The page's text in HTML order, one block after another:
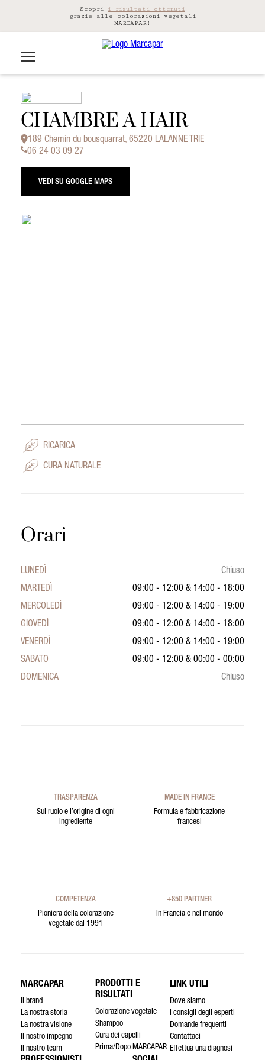
Scopri i risultati ottenuti
grazie alle colorazioni vegetali
MARCAPAR!
CHAMBRE A HAIR
189 Chemin du bousquarrat, 65220 LALANNE TRIE
06 24 03 09 27
VEDI SU GOOGLE MAPS
RICARICA
CURA NATURALE
Orari
LUNEDÌ
Chiuso
MARTEDÌ
09:00 - 12:00 & 14:00 - 18:00
MERCOLEDÌ
09:00 - 12:00 & 14:00 - 19:00
GIOVEDÌ
09:00 - 12:00 & 14:00 - 18:00
VENERDÌ
09:00 - 12:00 & 14:00 - 19:00
SABATO
09:00 - 12:00 & 00:00 - 00:00
DOMENICA
Chiuso
TRASPARENZA
Sul ruolo e l’origine di ogni
ingrediente
MADE IN FRANCE
Formula e fabbricazione
francesi
COMPETENZA
Pioniera della colorazione
vegetale dal 1991
+850 PARTNER
In Francia e nel mondo
MARCAPAR
Il brand
La nostra storia
La nostra visione
Il nostro impegno
Il nostro team
PRODOTTI E
RISULTATI
Colorazione vegetale
Shampoo
Cura dei capelli
Prima/Dopo MARCAPAR
LINK UTILI
Dove siamo
I consigli degli esperti
Domande frequenti
Contattaci
Effettua una diagnosi